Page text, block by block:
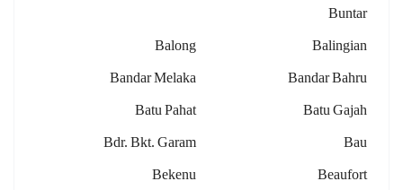
Buntar
Balingian
Balong
Bandar Bahru
Bandar Melaka
Batu Gajah
Batu Pahat
Bau
Bdr. Bkt. Garam
Beaufort
Bekenu